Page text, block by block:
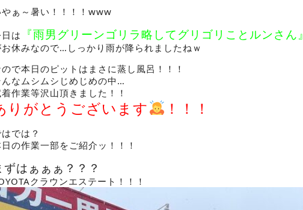
やぁ～暑い！！！！www
は
『雨男グリーンゴリラ略してグリゴリことルンさん』
お休みなので…しっかり雨が降られましたねｗ
ので本日のピットはまさに蒸し風呂！！！
んなムシムシじめじめの中…
作業等沢山頂きました！！
りがとうございます ！！！
では？
の作業一部をご紹介ッ！！！
ずはぁぁぁ？？？
クラウンエステート！！！